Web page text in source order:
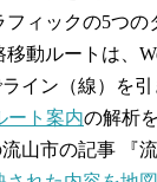
フィックの5つの
移動ルートは、
イン（線）を
ート案内の解析
山市の記事 『